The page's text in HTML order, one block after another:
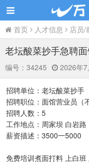
首页 人才信息 店员/
老坛酸菜抄手急聘
编号： 34245 2026年7
招聘单位：老坛酸菜抄手
招聘职位：面馆营业员（
招聘人数：5
工作地点：周家坝 白岩路
薪资描述：3500一5000
免费培训煮面打料 上白